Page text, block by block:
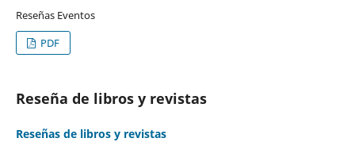
Reseñas Eventos
PDF
Reseña de libros y revistas
Reseñas de libros y revistas